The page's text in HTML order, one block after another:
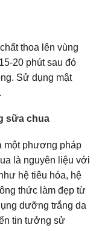
thoa lên vùng
20 phút sau đó
Sử dụng mật
sữa chua
một phương pháp
là nguyên liệu với
hệ tiêu hóa, hệ
thức làm đẹp từ
dưỡng trắng da
tin tưởng sử